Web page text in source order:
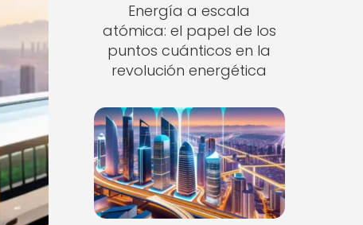
Energía a escala
atómica: el papel de los
puntos cuánticos en la
revolución energética